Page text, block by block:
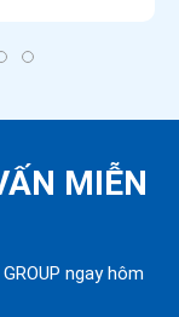
MIỄN
ngay hôm